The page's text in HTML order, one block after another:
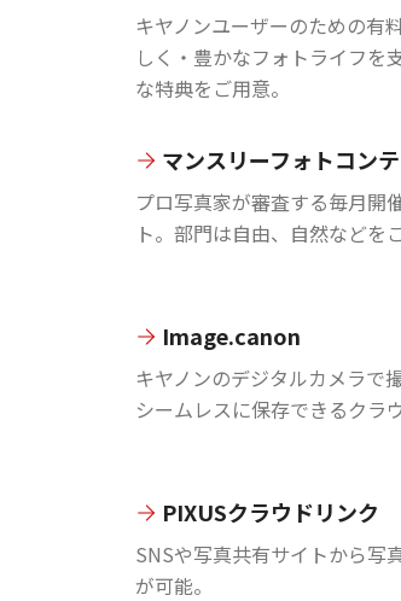
キヤノンユーザーのための有
しく・豊かなフォトライフを
な特典をご用意。
マンスリーフォトコン
プロ写真家が審査する毎月開
ト。部門は自由、自然などを
Image.canon
キヤノンのデジタルカメラで
シームレスに保存できるクラ
PIXUSクラウドリンク
SNSや写真共有サイトから写
が可能。